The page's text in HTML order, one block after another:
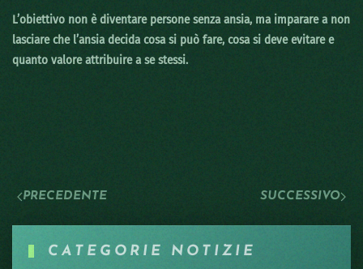
L’obiettivo non è diventare persone senza ansia, ma imparare a non
lasciare che l’ansia decida cosa si può fare, cosa si deve evitare e
quanto valore attribuire a se stessi.
PRECEDENTE SUCCESSIVO
CATEGORIE NOTIZIE